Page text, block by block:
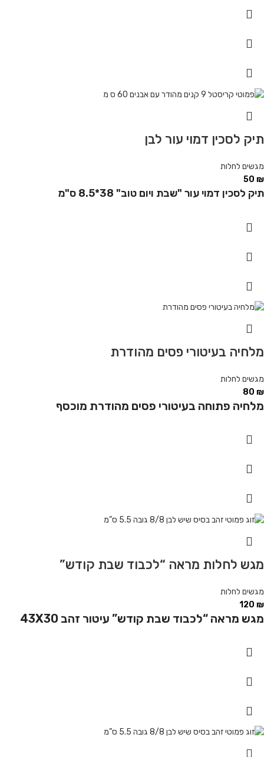
תיק לסכין דמוי עור לבן
מגשים לחלות
50 ₪
תיק לסכין דמוי עור "שבת ויום טוב" 38*8.5 ס"מ
מלחיה בעיטורי פסים מהודרת
מגשים לחלות
80 ₪
מלחיה פתוחה בעיטורי פסים מהודרת מוכסף
מגש לחלות מראה “לכבוד שבת קודש”
מגשים לחלות
120 ₪
מגש מראה “לכבוד שבת קודש” עיטור זהב 43X30